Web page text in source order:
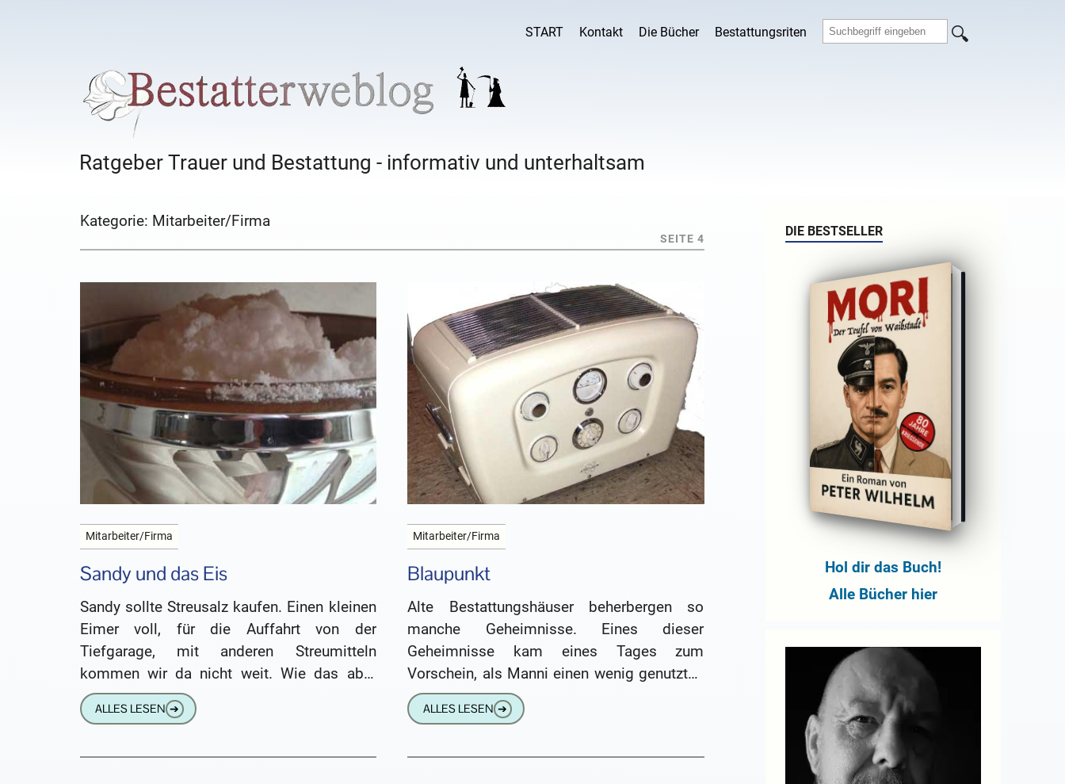
START Kontakt Die Bücher Bestattungsriten
Ratgeber Trauer und Bestattung - informativ und unterhaltsam
Kategorie: Mitarbeiter/Firma
SEITE 4
Mitarbeiter/Firma
Sandy und das Eis
Sandy sollte Streusalz kaufen. Einen kleinen
Eimer voll, für die Auffahrt von der
Tiefgarage, mit anderen Streumitteln
kommen wir da nicht weit. Wie das aber
immer so ist, Sandy ist
ALLES LESEN ➔
Mitarbeiter/Firma
Blaupunkt
Alte Bestattungshäuser beherbergen so
manche Geheimnisse. Eines dieser
Geheimnisse kam eines Tages zum
Vorschein, als Manni einen wenig genutzten
Keller ausräumte, damit Carlos Gastropoda
dort einige Schlitze klopfen und Leitungen
ALLES LESEN ➔
DIE BESTSELLER
Hol dir das Buch!
Alle Bücher hier